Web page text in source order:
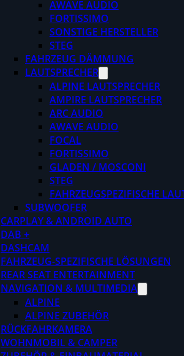
AWAVE AUDIO
FORTISSIMO
SONSTIGE HERSTELLER
STEG
FAHRZEUG DÄMMUNG
LAUTSPRECHER
ALPINE LAUTSPRECHER
AMPIRE LAUTSPRECHER
ARC AUDIO
AWAVE AUDIO
FOCAL
FORTISSIMO
GLADEN / MOSCONI
STEG
FAHRZEUGSPEZIFISCHE
SUBWOOFER
CARPLAY & ANDROID AUTO
DAB +
DASHCAM
FAHRZEUG-SPEZIFISCHE LÖSUNGEN
REAR SEAT ENTERTAINMENT
NAVIGATION & MULTIMEDIA
ALPINE
ALPINE ZUBEHÖR
RÜCKFAHRKAMERA
WOHNMOBIL & CAMPER